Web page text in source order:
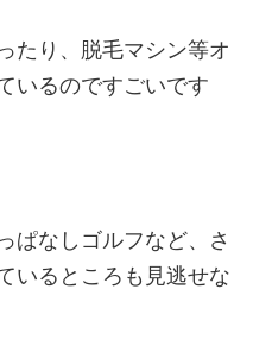
たり、脱毛マシン等オ
いるのですごいです
ぱなしゴルフなど、さ
いるところも見逃せな